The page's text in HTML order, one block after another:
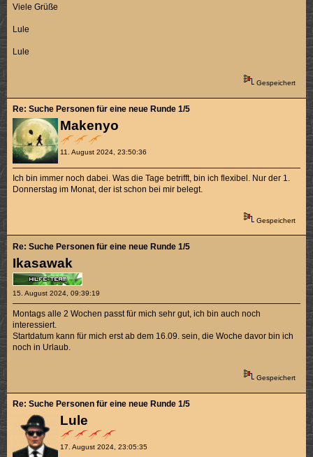
Viele Grüße
Lule
Lule
Gespeichert
Makenyo
11. August 2024, 23:50:36
Re: Suche Personen für eine neue Runde 1/5
Ich bin immer noch dabei. Was die Tage betrifft, bin ich flexibel. Nur der 1.
Donnerstag im Monat, der ist schon bei mir belegt.
Gespeichert
Ikasawak
15. August 2024, 09:39:19
Re: Suche Personen für eine neue Runde 1/5
Montags alle 2 Wochen passt für mich sehr gut, ich bin auch noch
interessiert.
Startdatum kann für mich erst ab dem 16.09. sein, die Woche davor bin ich
noch in Urlaub.
Gespeichert
Lule
17. August 2024, 23:05:35
Re: Suche Personen für eine neue Runde 1/5